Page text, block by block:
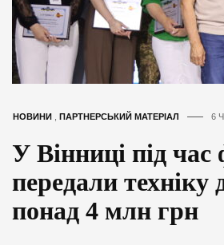
НОВИНИ , ПАРТНЕРСЬКИЙ МАТЕРІАЛ 6
У Вінниці під
передали
понад 4 млн грн